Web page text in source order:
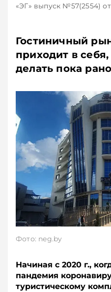
«ЭГ» выпуск №57(2554)
Гостиничный
приходит в
делать пока рано
Фото: neg.by
Начиная с 2020 г.,
пандемия
туристическому